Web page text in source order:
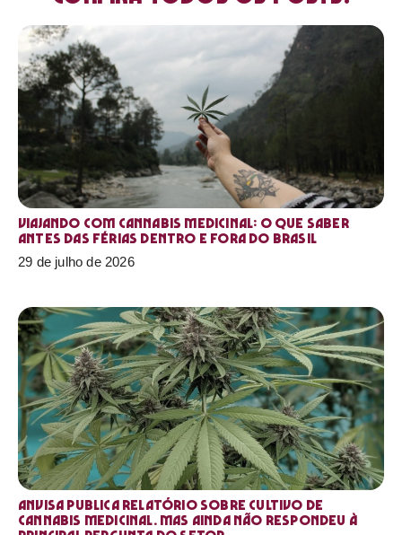
Viajando com cannabis medicinal: o que saber
antes das férias dentro e fora do Brasil
29 de julho de 2026
Anvisa publica relatório sobre cultivo de
Cannabis medicinal. Mas ainda não respondeu à